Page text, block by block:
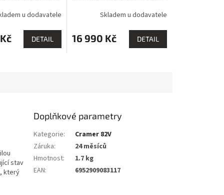
A
a nabíječky
u dodavatele
DETAIL
A
akumulátoru a nabíječky
Skladem u dodavatele
16 990 Kč DETAIL
stav
, který
Doplňkové parametry
Kategorie:
Cramer 82V
Záruka:
24 měsíců
Hmotnost:
1.7 kg
EAN: 6952909083117